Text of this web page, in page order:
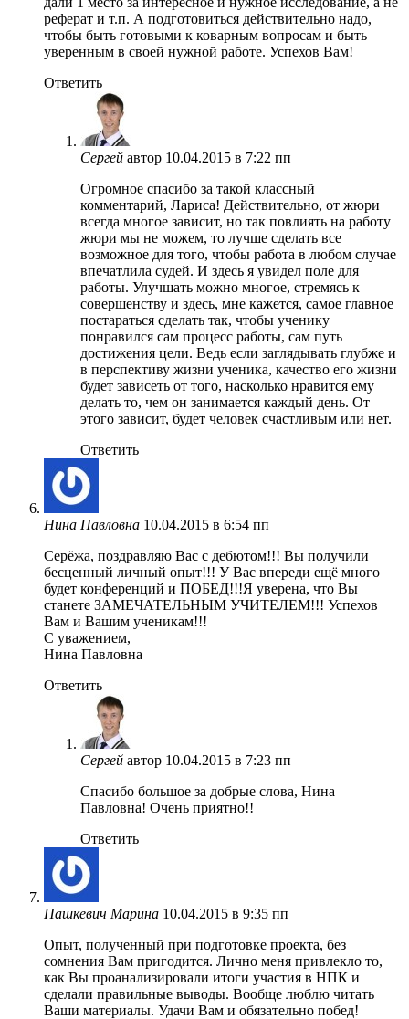
реферат и т.п. А подготовиться действительно надо,
чтобы быть готовыми к коварным вопросам и быть
уверенным в своей нужной работе. Успехов Вам!
Ответить
Сергей автор 10.04.2015 в 7:22 пп
Огромное спасибо за такой классный
комментарий, Лариса! Действительно, от жюри
всегда многое зависит, но так повлиять на работу
жюри мы не можем, то лучше сделать все
возможное для того, чтобы работа в любом случае
впечатлила судей. И здесь я увидел поле для
работы. Улучшать можно многое, стремясь к
совершенству и здесь, мне кажется, самое главное
постараться сделать так, чтобы ученику
понравился сам процесс работы, сам путь
достижения цели. Ведь если заглядывать глубже и
в перспективу жизни ученика, качество его жизни
будет зависеть от того, насколько нравится ему
делать то, чем он занимается каждый день. От
этого зависит, будет человек счастливым или нет.
Ответить
Нина Павловна 10.04.2015 в 6:54 пп
Серёжа, поздравляю Вас с дебютом!!! Вы получили
бесценный личный опыт!!! У Вас впереди ещё много
будет конференций и ПОБЕД!!!Я уверена, что Вы
станете ЗАМЕЧАТЕЛЬНЫМ УЧИТЕЛЕМ!!! Успехов
Вам и Вашим ученикам!!!
С уважением,
Нина Павловна
Ответить
Сергей автор 10.04.2015 в 7:23 пп
Спасибо большое за добрые слова, Нина
Павловна! Очень приятно!!
Ответить
Пашкевич Марина 10.04.2015 в 9:35 пп
Опыт, полученный при подготовке проекта, без
сомнения Вам пригодится. Лично меня привлекло то,
как Вы проанализировали итоги участия в НПК и
сделали правильные выводы. Вообще люблю читать
Ваши материалы. Удачи Вам и обязательно побед!